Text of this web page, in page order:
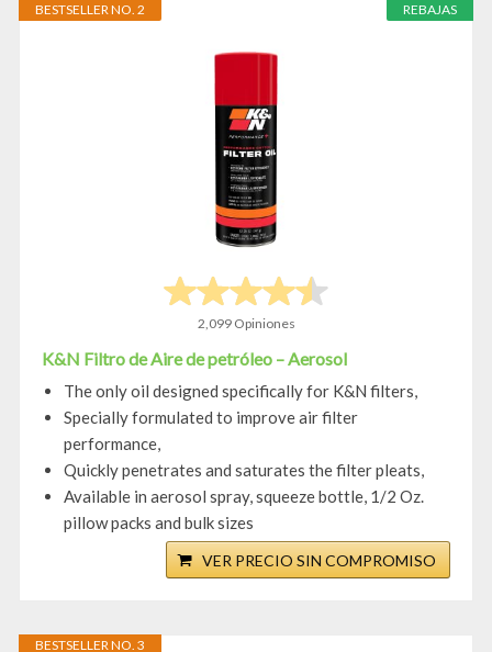
REBAJAS
BESTSELLER NO. 2
2,099 Opiniones
K&N Filtro de Aire de petróleo – Aerosol
The only oil designed specifically for K&N filters,
Specially formulated to improve air filter
performance,
Quickly penetrates and saturates the filter pleats,
Available in aerosol spray, squeeze bottle, 1/2 Oz.
pillow packs and bulk sizes
VER PRECIO SIN COMPROMISO
BESTSELLER NO. 3